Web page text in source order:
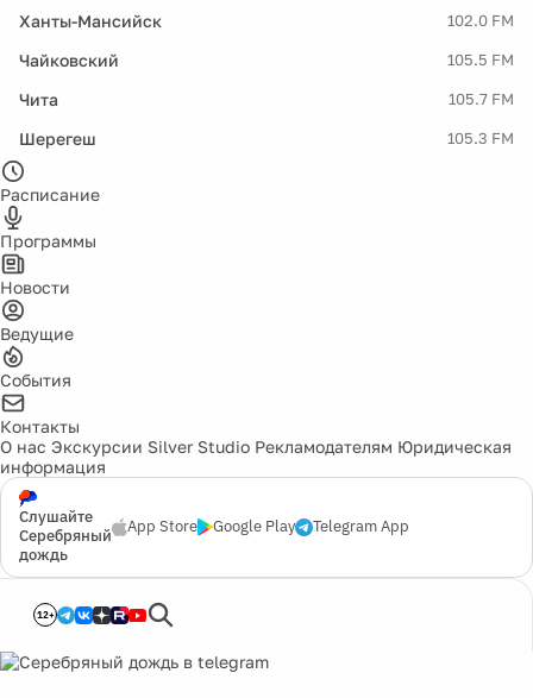
Ханты-Мансийск 102.0 FM
Чайковский 105.5 FM
Чита 105.7 FM
Шерегеш 105.3 FM
Расписание
Программы
Новости
Ведущие
События
Контакты
О нас Экскурсии Silver Studio Рекламодателям Юридическая
информация
Слушайте
Серебряный
дождь
App Store Google Play Telegram App
12+